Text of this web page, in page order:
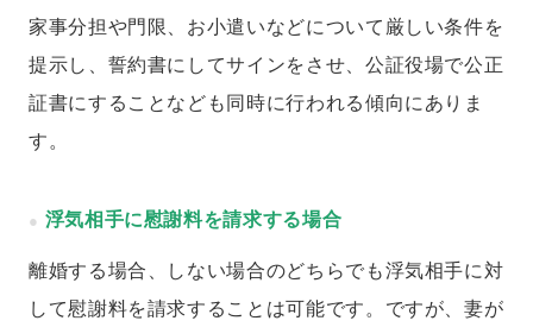
家事分担や門限、お小遣いなどについて厳しい条件を
提示し、誓約書にしてサインをさせ、公証役場で公正
証書にすることなども同時に行われる傾向にありま
す。
浮気相手に慰謝料を請求する場合
離婚する場合、しない場合のどちらでも浮気相手に対
して慰謝料を請求することは可能です。ですが、妻が